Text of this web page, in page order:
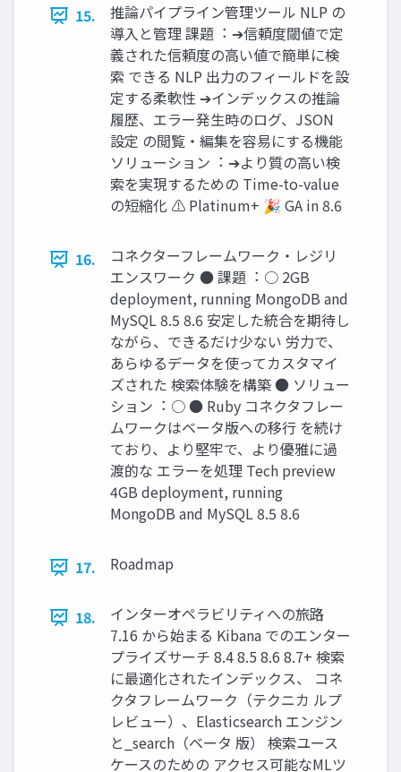
15.
推論パイプライン管理ツール NLP の
導⼊と管理 課題︓ ➔信頼度閾値で定
義された信頼度の⾼い値で簡単に検
索 できる NLP 出⼒のフィールドを設
定する柔軟性 ➔インデックスの推論
履歴、エラー発⽣時のログ、JSON
設定 の閲覧・編集を容易にする機能
ソリューション︓ ➔より質の⾼い検
索を実現するための Time-to-value
の短縮化 ⚠ Platinum+ 🎉 GA in 8.6
16.
コネクターフレームワーク・レジリ
エンスワーク ● 課題︓ ○ 2GB
deployment, running MongoDB and
MySQL 8.5 8.6 安定した統合を期待し
ながら、できるだけ少ない 労⼒で、
あらゆるデータを使ってカスタマイ
ズされた 検索体験を構築 ● ソリュー
ション︓ ○ ● Ruby コネクタフレー
ムワークはベータ版への移⾏ を続け
ており、より堅牢で、より優雅に過
渡的な エラーを処理 Tech preview
4GB deployment, running
MongoDB and MySQL 8.5 8.6
17. Roadmap
18.
インターオペラビリティへの旅路
7.16 から始まる Kibana でのエンター
プライズサーチ 8.4 8.5 8.6 8.7+ 検索
に最適化されたインデックス、 コネ
クタフレームワーク（テクニカ ルプ
レビュー）、Elasticsearch エンジン
と_search（ベータ 版） 検索ユース
ケースのための アクセス可能なMLツ